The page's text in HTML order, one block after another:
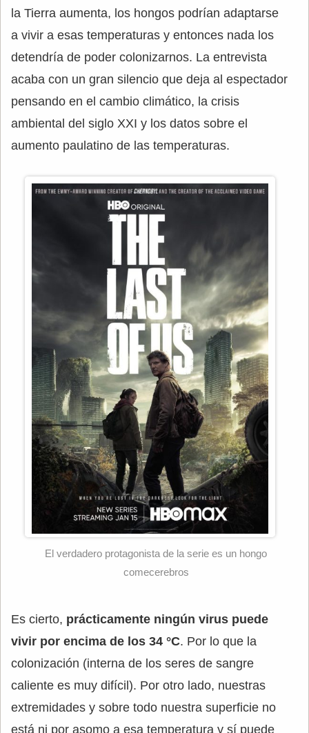
la Tierra aumenta, los hongos podrían adaptarse
a vivir a esas temperaturas y entonces nada los
detendría de poder colonizarnos. La entrevista
acaba con un gran silencio que deja al espectador
pensando en el cambio climático, la crisis
ambiental del siglo XXI y los datos sobre el
aumento paulatino de las temperaturas.
El verdadero protagonista de la serie es un hongo
comecerebros
Es cierto, prácticamente ningún virus puede
vivir por encima de los 34 °C. Por lo que la
colonización (interna de los seres de sangre
caliente es muy difícil). Por otro lado, nuestras
extremidades y sobre todo nuestra superficie no
está ni por asomo a esa temperatura y sí puede